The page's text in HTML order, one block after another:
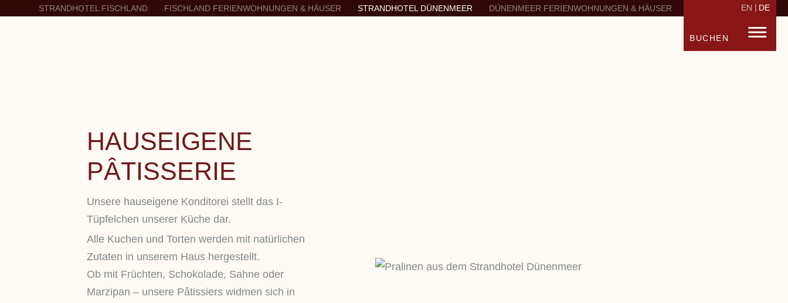
STRANDHOTEL FISCHLAND FISCHLAND FERIENWOHNUNGEN & HÄUSER STRANDHOTEL DÜNENMEER DÜNENMEER FERIENWOHNUNGEN & HÄUSER
BUCHEN
EN DE
HAUSEIGENE
PÂTISSERIE
Unsere hauseigene Konditorei stellt das I-
Tüpfelchen unserer Küche dar.
Alle Kuchen und Torten werden mit natürlichen
Zutaten in unserem Haus hergestellt.
Ob mit Früchten, Schokolade, Sahne oder
Marzipan – unsere Pâtissiers widmen sich in